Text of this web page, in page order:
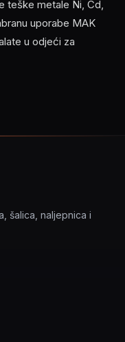
teške metale Ni, Cd,
uporabe MAK
u odjeći za
šalica, naljepnica i